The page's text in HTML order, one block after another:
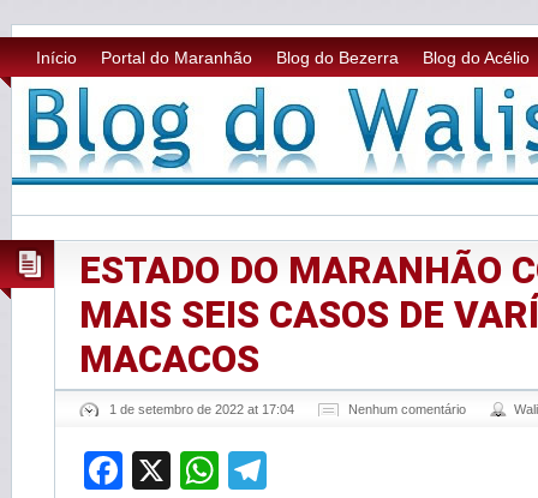
Início Portal do Maranhão Blog do Bezerra Blog do Acélio
ESTADO DO MARANHÃO
MAIS SEIS CASOS DE
MACACOS
1 de setembro de 2022 at 17:04 Nenhum comentário
Facebook
X WhatsApp